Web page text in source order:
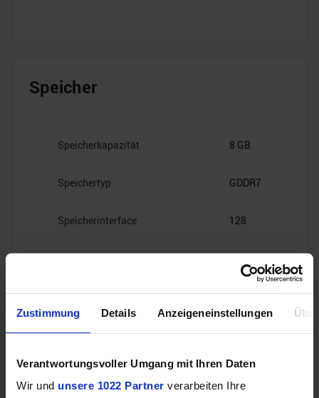
Zustimmung Details Anzeigeneinstellungen
Verantwortungsvoller Umgang mit Ihren Daten
Wir und unsere 1022 Partner verarbeiten Ihre
Speicher
Speicherkapazität 8 GB
Speichertyp GDDR7
Speicherinterface 128
28
Gbps
Videoanschlüsse